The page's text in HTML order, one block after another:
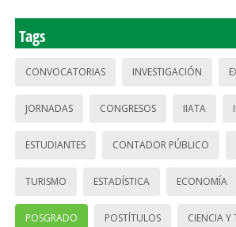
Tags
CONVOCATORIAS INVESTIGACIÓN
JORNADAS CONGRESOS IIATA
ESTUDIANTES CONTADOR PÚBLICO
TURISMO ESTADÍSTICA ECONOMÍA
POSGRADO POSTÍTULOS CIENCIA Y